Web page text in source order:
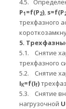
4.5.
P1 =f(P2), s=f(P
трехфазного
5.
5.1.
Снятие
трехфазного
5.2.
Снятие
I К=f(If)
5.3.
Снятие
нагрузочной U